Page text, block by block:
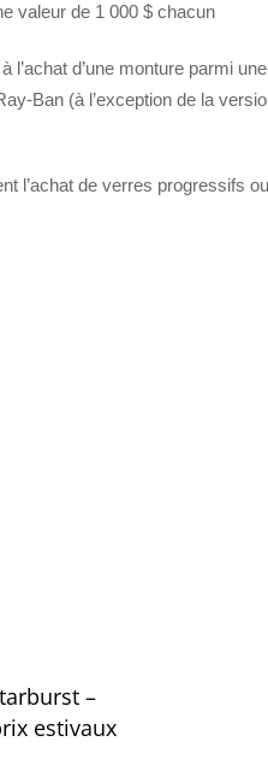
valeur de 1 000 $ chacun
l’achat d’une monture parmi
Ban (à l’exception de la
l’achat de verres progressifs
–
estivaux